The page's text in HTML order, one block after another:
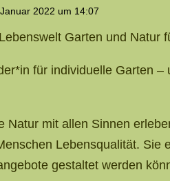
2022 um 14:07
Garten und Natur
für individuelle Garten
Natur mit allen Sinnen
Lebensqualität.
gestaltet werden